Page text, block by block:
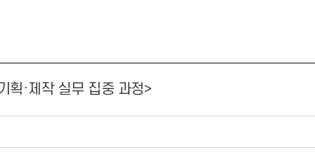
획·제작 실무 집중 과정>